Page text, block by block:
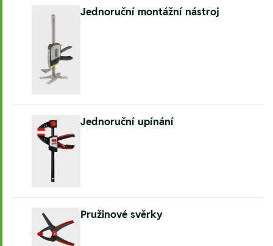
Jednoruční montážní nástroj
Jednoruční upínání
Pružinové svěrky